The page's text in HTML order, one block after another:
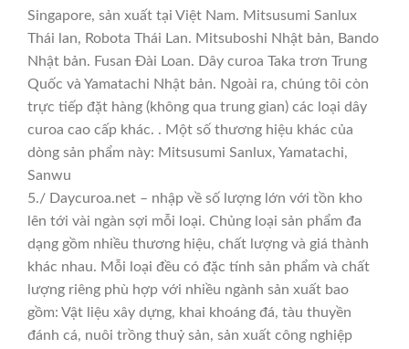
Singapore, sản xuất tại Việt Nam. Mitsusumi Sanlux
Thái lan, Robota Thái Lan. Mitsuboshi Nhật bản, Bando
Nhật bản. Fusan Đài Loan. Dây curoa Taka trơn Trung
Quốc và Yamatachi Nhật bản. Ngoài ra, chúng tôi còn
trực tiếp đặt hàng (không qua trung gian) các loại dây
curoa cao cấp khác. . Một số thương hiệu khác của
dòng sản phẩm này: Mitsusumi Sanlux, Yamatachi,
Sanwu
5./ Daycuroa.net – nhập về số lượng lớn với tồn kho
lên tới vài ngàn sợi mỗi loại. Chủng loại sản phẩm đa
dạng gồm nhiều thương hiệu, chất lượng và giá thành
khác nhau. Mỗi loại đều có đặc tính sản phẩm và chất
lượng riêng phù hợp với nhiều ngành sản xuất bao
gồm: Vật liệu xây dựng, khai khoáng đá, tàu thuyền
đánh cá, nuôi trồng thuỷ sản, sản xuất công nghiệp